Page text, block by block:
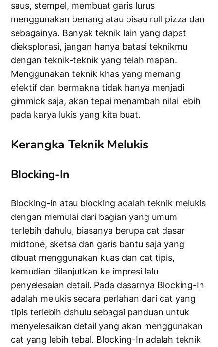
saus, stempel, membuat garis lurus
menggunakan benang atau pisau roll pizza dan
sebagainya. Banyak teknik lain yang dapat
dieksplorasi, jangan hanya batasi teknikmu
dengan teknik-teknik yang telah mapan.
Menggunakan teknik khas yang memang
efektif dan bermakna tidak hanya menjadi
gimmick saja, akan tepai menambah nilai lebih
pada karya lukis yang kita buat.
Kerangka Teknik Melukis
Blocking-In
Blocking-in atau blocking adalah teknik melukis
dengan memulai dari bagian yang umum
terlebih dahulu, biasanya berupa cat dasar
midtone, sketsa dan garis bantu saja yang
dibuat menggunakan kuas dan cat tipis,
kemudian dilanjutkan ke impresi lalu
penyelesaian detail. Pada dasarnya Blocking-In
adalah melukis secara perlahan dari cat yang
tipis terlebih dahulu sebagai panduan untuk
menyelesaikan detail yang akan menggunakan
cat yang lebih tebal. Blocking-In adalah teknik